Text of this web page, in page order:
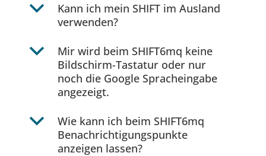
b
Kann ich mein SHIFT im Ausland
verwenden?
b
Mir wird beim SHIFT6mq keine
Bildschirm-Tastatur oder nur
noch die Google Spracheingabe
angezeigt.
b
Wie kann ich beim SHIFT6mq
Benachrichtigungspunkte
anzeigen lassen?